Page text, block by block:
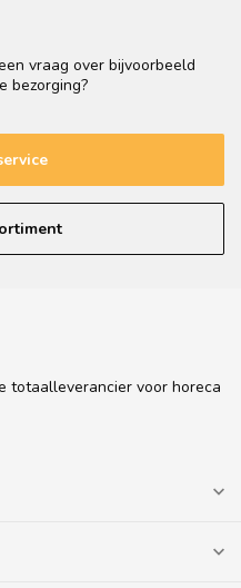
vraag over bijvoorbeeld
bezorging?
totaalleverancier voor horeca